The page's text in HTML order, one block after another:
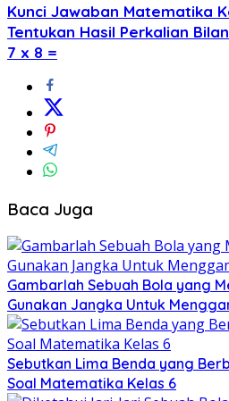
Kunci Jawaban Matematika
Tentukan Hasil Perkalian
7 x 8 =
Baca Juga
Gambarlah Sebuah Bola yang
Gunakan Jangka Untuk
Sebutkan Lima Benda yang
Soal Matematika Kelas 6